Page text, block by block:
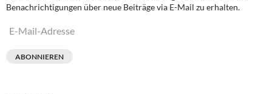
Benachrichtigungen über neue Beiträge via E-Mail zu erhalten.
E-
ABONNIEREN